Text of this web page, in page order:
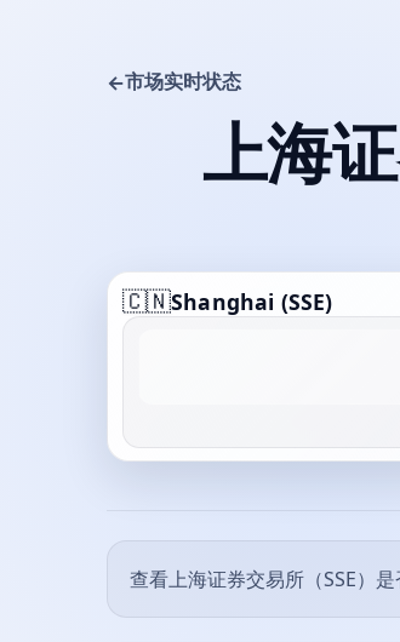
←市场实时状态
上海
🇨🇳Shanghai (SSE)
查看上海证券交易所（SSE）